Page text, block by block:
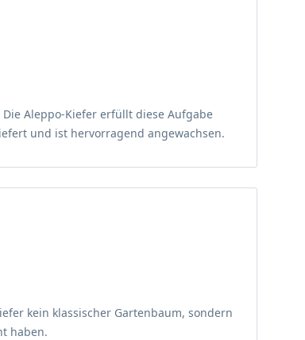
Aleppo-Kiefer erfüllt diese Aufgabe
und ist hervorragend angewachsen.
kein klassischer Gartenbaum, sondern
haben.